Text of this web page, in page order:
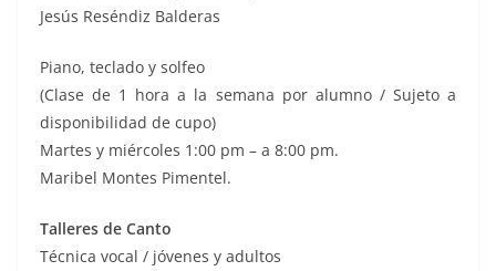
Jesús Reséndiz Balderas
Piano, teclado y solfeo
(Clase de 1 hora a la semana por alumno / Sujeto a
disponibilidad de cupo)
Martes y miércoles 1:00 pm – a 8:00 pm.
Maribel Montes Pimentel.
Talleres de Canto
Técnica vocal / jóvenes y adultos